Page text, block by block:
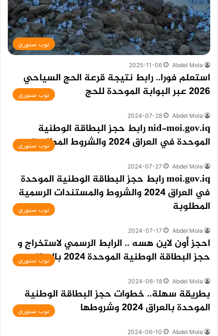
توب ستوري
Abdel Mola
2025-11-06
استعلم فورا.. رابط نتيجة قرعة الحج السياحي
2026 عبر البوابة الموحدة للحج
توب ستوري
Abdel Mola
2024-07-28
nid-moi.gov.iq رابط حجز البطاقة الوطنية
الموحدة في العراق 2024 والشروط المطلوبة
توب ستوري
Abdel Mola
2024-07-27
moi.gov.iq رابط حجز البطاقة الوطنية الموحدة
في العراق 2024 والشروط والمستندات الرسمية
المطلوبة
توب ستوري
Abdel Mola
2024-07-17
احجز أون لاين هسه .. الرابط الرسمي لاستخراج و
حجز البطاقة الوطنية الموحدة 2024 بالعراق
توب ستوري
Abdel Mola
2024-06-18
بطريقة سهلة.. خطوات حجز البطاقة الوطنية
الموحدة بالعراق 2024 وشروطها
توب ستوري
Abdel Mola
2024-06-10